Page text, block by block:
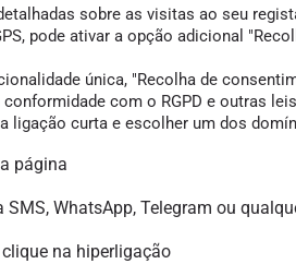
sobre as visitas ao seu
pode ativar a opção adicional
única, "Recolha de
com o RGPD e outras
ligação curta e escolher um dos
página
WhatsApp, Telegram ou
na hiperligação